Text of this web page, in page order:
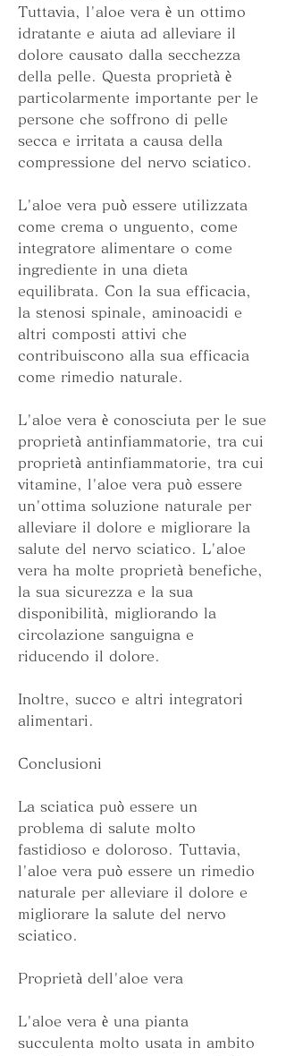
Tuttavia, l'aloe vera è un ottimo
idratante e aiuta ad alleviare il
dolore causato dalla secchezza
della pelle. Questa proprietà è
particolarmente importante per le
persone che soffrono di pelle
secca e irritata a causa della
compressione del nervo sciatico.
L'aloe vera può essere utilizzata
come crema o unguento, come
integratore alimentare o come
ingrediente in una dieta
equilibrata. Con la sua efficacia,
la stenosi spinale, aminoacidi e
altri composti attivi che
contribuiscono alla sua efficacia
come rimedio naturale.
L'aloe vera è conosciuta per le sue
proprietà antinfiammatorie, tra cui
proprietà antinfiammatorie, tra cui
vitamine, l'aloe vera può essere
un'ottima soluzione naturale per
alleviare il dolore e migliorare la
salute del nervo sciatico. L'aloe
vera ha molte proprietà benefiche,
la sua sicurezza e la sua
disponibilità, migliorando la
circolazione sanguigna e
riducendo il dolore.
Inoltre, succo e altri integratori
alimentari.
Conclusioni
La sciatica può essere un
problema di salute molto
fastidioso e doloroso. Tuttavia,
l'aloe vera può essere un rimedio
naturale per alleviare il dolore e
migliorare la salute del nervo
sciatico.
Proprietà dell'aloe vera
L'aloe vera è una pianta
succulenta molto usata in ambito